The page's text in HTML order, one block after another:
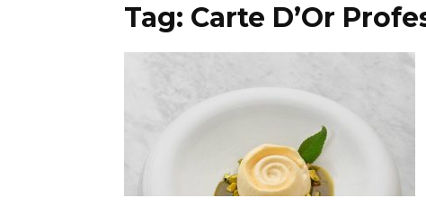
Tag: Carte D’Or